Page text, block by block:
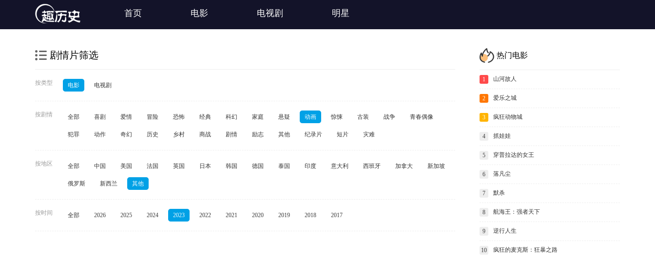
首页 电影 电视剧 明星
剧情片筛选
按类型 电影 电视剧
按剧情 全部 喜剧 爱情 冒险 恐怖 经典 科幻 家庭 悬疑 动画 惊悚 古装 战争 青春偶像
犯罪 动作 奇幻 历史 乡村 商战 剧情 励志 其他 纪录片 短片 灾难
按地区 全部 中国 美国 法国 英国 日本 韩国 德国 泰国 印度 意大利 西班牙 加拿大 新加坡
俄罗斯 新西兰 其他
按时间 全部 2026 2025 2024 2023 2022 2021 2020 2019 2018 2017
热门电影
1 山河故人
2 爱乐之城
3 疯狂动物城
4 抓娃娃
5 穿普拉达的女王
6 落凡尘
7 默杀
8 航海王：强者天下
9 逆行人生
10 疯狂的麦克斯：狂暴之路